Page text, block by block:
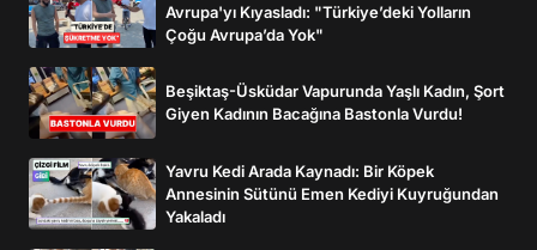
Avrupa'yı Kıyasladı: "Türkiye’deki Yolların
Çoğu Avrupa’da Yok"
Beşiktaş-Üsküdar Vapurunda Yaşlı Kadın, Şort
Giyen Kadının Bacağına Bastonla Vurdu!
Yavru Kedi Arada Kaynadı: Bir Köpek
Annesinin Sütünü Emen Kediyi Kuyruğundan
Yakaladı